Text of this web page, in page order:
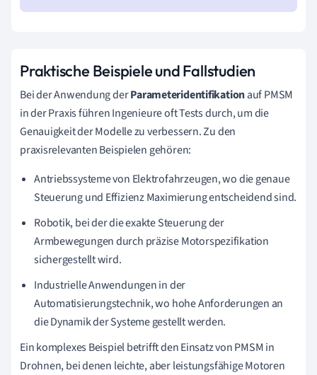
Praktische Beispiele und Fallstudien
Bei der Anwendung derParameteridentifikationauf PMSM
in der Praxis führen Ingenieure oft Tests durch, um die
Genauigkeit der Modelle zu verbessern. Zu den
praxisrelevanten Beispielen gehören:
Antriebssysteme von Elektrofahrzeugen, wo die genaue
Steuerung und Effizienz Maximierung entscheidend sind.
Robotik, bei der die exakte Steuerung der
Armbewegungen durch präzise Motorspezifikation
sichergestellt wird.
Industrielle Anwendungen in der
Automatisierungstechnik, wo hohe Anforderungen an
die Dynamik der Systeme gestellt werden.
Ein komplexes Beispiel betrifft den Einsatz von PMSM in
Drohnen, bei denen leichte, aber leistungsfähige Motoren